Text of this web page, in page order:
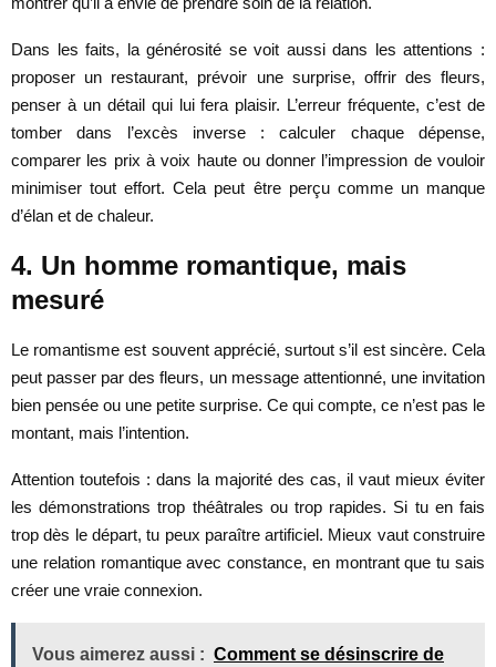
Dans les faits, la générosité se voit aussi dans les attentions :
proposer un restaurant, prévoir une surprise, offrir des fleurs,
penser à un détail qui lui fera plaisir. L’erreur fréquente, c’est de
tomber dans l’excès inverse : calculer chaque dépense,
comparer les prix à voix haute ou donner l’impression de vouloir
minimiser tout effort. Cela peut être perçu comme un manque
d’élan et de chaleur.
4. Un homme romantique, mais
mesuré
Le romantisme est souvent apprécié, surtout s’il est sincère. Cela
peut passer par des fleurs, un message attentionné, une invitation
bien pensée ou une petite surprise. Ce qui compte, ce n’est pas le
montant, mais l’intention.
Attention toutefois : dans la majorité des cas, il vaut mieux éviter
les démonstrations trop théâtrales ou trop rapides. Si tu en fais
trop dès le départ, tu peux paraître artificiel. Mieux vaut construire
une relation romantique avec constance, en montrant que tu sais
créer une vraie connexion.
Vous aimerez aussi : Comment se désinscrire de